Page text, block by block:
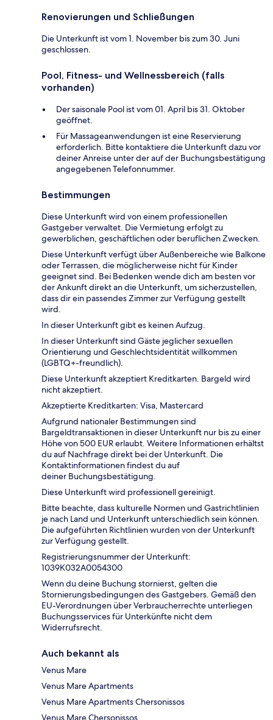
Renovierungen und Schließungen
Die Unterkunft ist vom 1. November bis zum 30. Juni
geschlossen.
Pool, Fitness- und Wellnessbereich (falls
vorhanden)
Der saisonale Pool ist vom 01. April bis 31. Oktober
geöffnet.
Für Massageanwendungen ist eine Reservierung
erforderlich. Bitte kontaktiere die Unterkunft dazu vor
deiner Anreise unter der auf der Buchungsbestätigung
angegebenen Telefonnummer.
Bestimmungen
Diese Unterkunft wird von einem professionellen
Gastgeber verwaltet. Die Vermietung erfolgt zu
gewerblichen, geschäftlichen oder beruflichen Zwecken.
Diese Unterkunft verfügt über Außenbereiche wie Balkone
oder Terrassen, die möglicherweise nicht für Kinder
geeignet sind. Bei Bedenken wende dich am besten vor
der Ankunft direkt an die Unterkunft, um sicherzustellen,
dass dir ein passendes Zimmer zur Verfügung gestellt
wird.
In dieser Unterkunft gibt es keinen Aufzug.
In dieser Unterkunft sind Gäste jeglicher sexuellen
Orientierung und Geschlechtsidentität willkommen
(LGBTQ+-freundlich).
Diese Unterkunft akzeptiert Kreditkarten. Bargeld wird
nicht akzeptiert.
Akzeptierte Kreditkarten: Visa, Mastercard
Aufgrund nationaler Bestimmungen sind
Bargeldtransaktionen in dieser Unterkunft nur bis zu einer
Höhe von 500 EUR erlaubt. Weitere Informationen erhältst
du auf Nachfrage direkt bei der Unterkunft. Die
Kontaktinformationen findest du auf
deiner Buchungsbestätigung.
Diese Unterkunft wird professionell gereinigt.
Bitte beachte, dass kulturelle Normen und Gastrichtlinien
je nach Land und Unterkunft unterschiedlich sein können.
Die aufgeführten Richtlinien wurden von der Unterkunft
zur Verfügung gestellt.
Registrierungsnummer der Unterkunft:
1039Κ032A0054300
Wenn du deine Buchung stornierst, gelten die
Stornierungsbedingungen des Gastgebers. Gemäß den
EU-Verordnungen über Verbraucherrechte unterliegen
Buchungsservices für Unterkünfte nicht dem
Widerrufsrecht.
Auch bekannt als
Venus Mare
Venus Mare Apartments
Venus Mare Apartments Chersonissos
Venus Mare Chersonissos